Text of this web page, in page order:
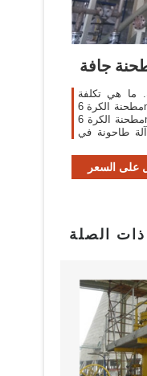
جافة
ما هي تكلفة
مطحنة الكرة 6m بقطر من 10m طويلة ما هي تكلفة
مطحنة الكرة 6m, يعتبر الزنبروك سلامة الجهاز وتأثير
طاحونة في
على السعر
ذات الصلة